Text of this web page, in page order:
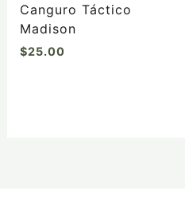
Canguro Táctico
Madison
$25.00